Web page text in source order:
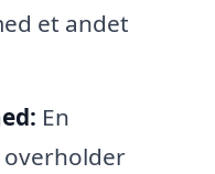
et andet
En